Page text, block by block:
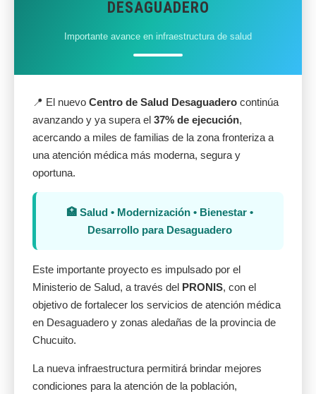
DESAGUADERO
Importante avance en infraestructura de salud
📍 El nuevo Centro de Salud Desaguadero continúa
avanzando y ya supera el 37% de ejecución,
acercando a miles de familias de la zona fronteriza a
una atención médica más moderna, segura y
oportuna.
🏥 Salud • Modernización • Bienestar •
Desarrollo para Desaguadero
Este importante proyecto es impulsado por el
Ministerio de Salud, a través del PRONIS, con el
objetivo de fortalecer los servicios de atención médica
en Desaguadero y zonas aledañas de la provincia de
Chucuito.
La nueva infraestructura permitirá brindar mejores
condiciones para la atención de la población,